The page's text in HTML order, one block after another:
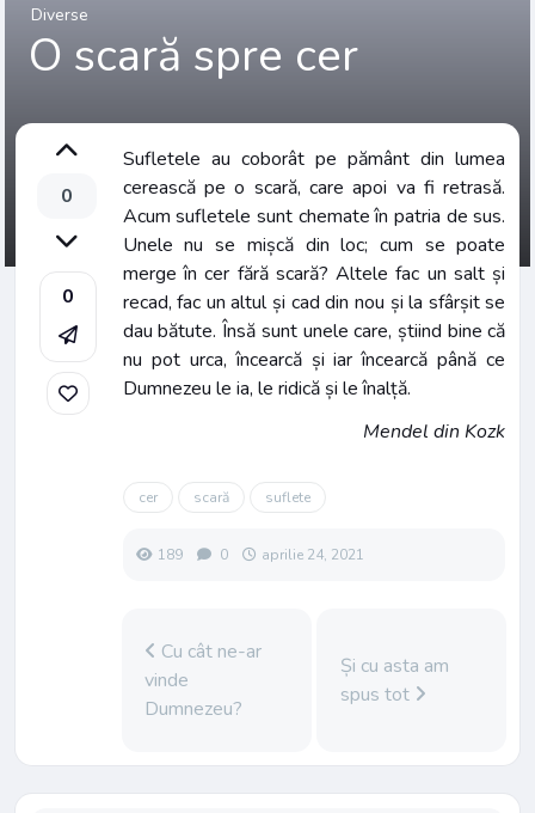
Diverse
O scară spre cer
0
0
Sufletele au coborât pe pământ din lumea
cerească pe o scară, care apoi va fi retrasă.
Acum sufletele sunt chemate în patria de sus.
Unele nu se mișcă din loc; cum se poate
merge în cer fără scară? Altele fac un salt și
recad, fac un altul și cad din nou și la sfârșit se
dau bătute. Însă sunt unele care, știind bine că
nu pot urca, încearcă și iar încearcă până ce
Dumnezeu le ia, le ridică și le înalță.
Mendel din Kozk
cer scară suflete
189 0 aprilie 24, 2021
Cu cât ne-ar
vinde
Dumnezeu?
Și cu asta am
spus tot